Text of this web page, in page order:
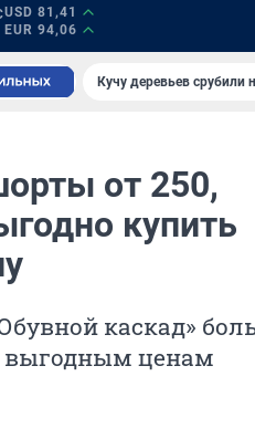
USD 81,41
EUR 94,06
Кучу деревьев срубили
от 250,
купить
каскад»
выгодным ценам